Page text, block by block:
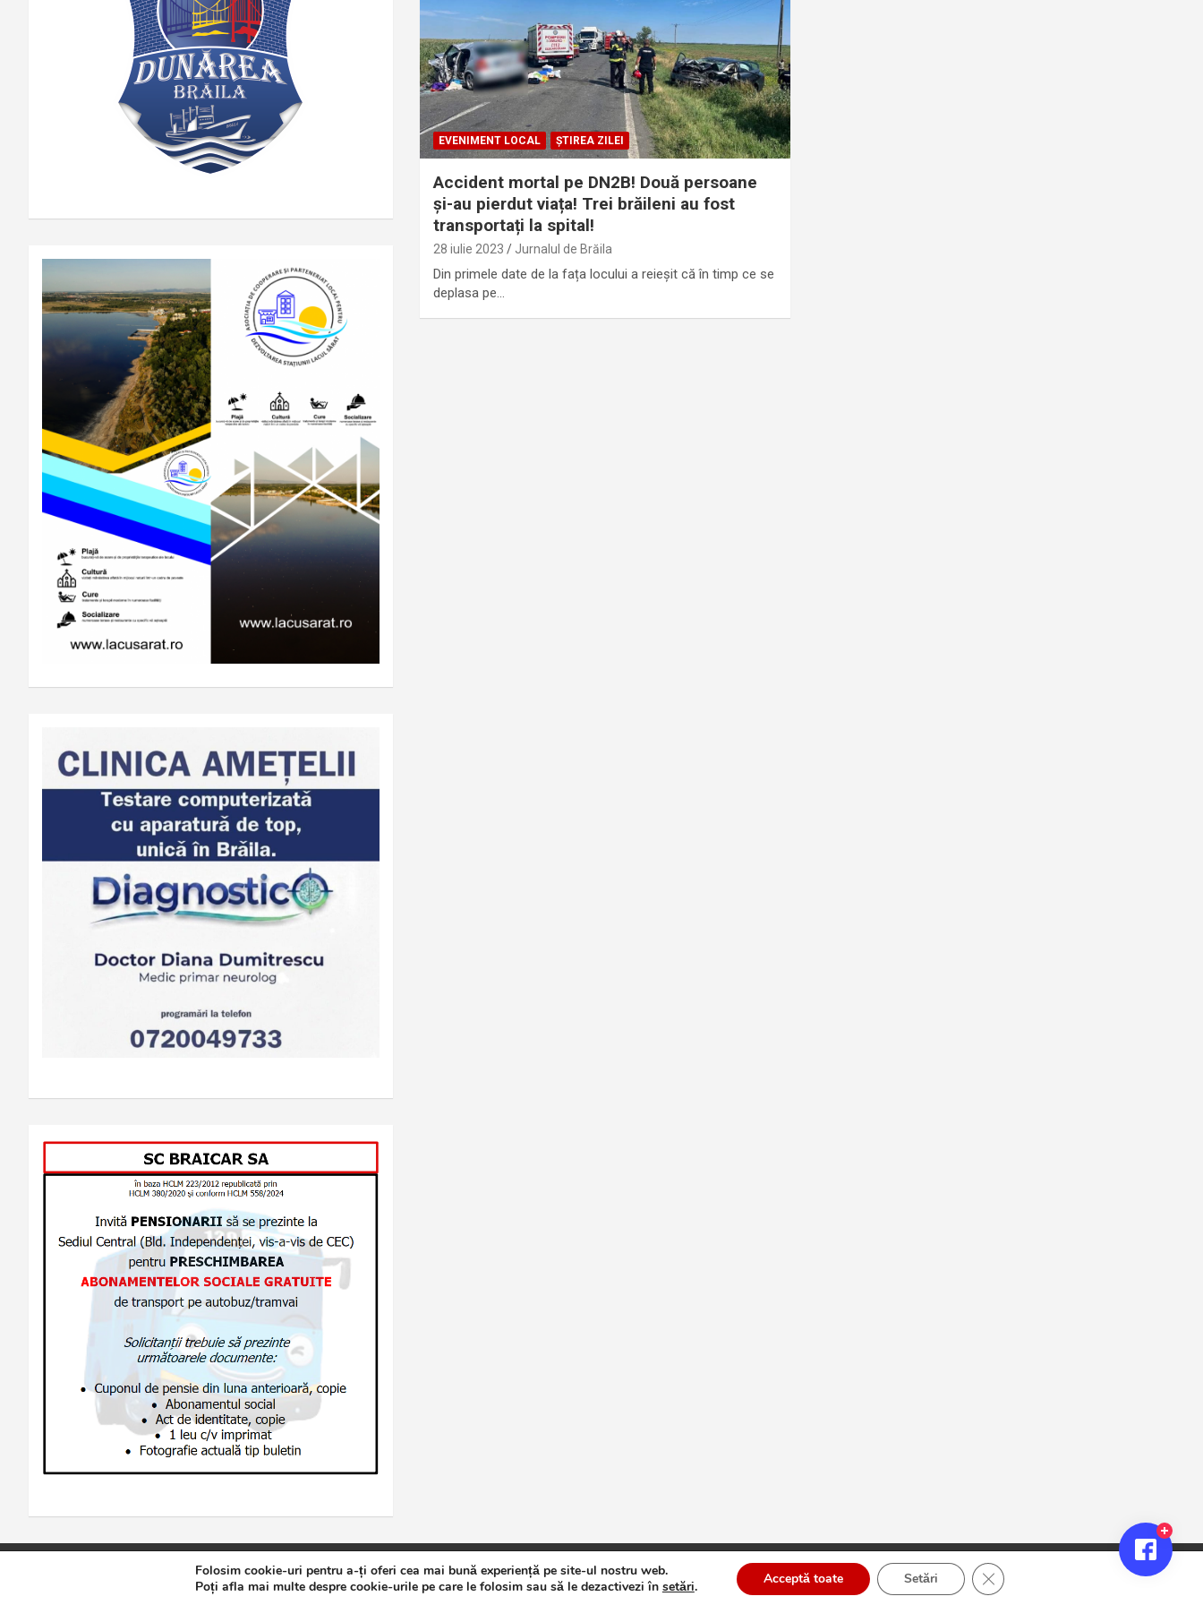
EVENIMENT LOCAL ȘTIREA ZILEI
Accident mortal pe DN2B! Două persoane
și-au pierdut viața! Trei brăileni au fost
transportați la spital!
28 iulie 2023 Jurnalul de Brăila
Din primele date de la fața locului a reieșit că în timp ce se
deplasa pe…
Jurnalul de Brăila Politică de confidențialitate Theme by:Theme Horse Proudly Powered by: WordPress
Folosim cookie-uri pentru a-ți oferi cea mai bună experiență pe site-ul nostru web.
Poți afla mai multe despre cookie-urile pe care le folosim sau să le dezactivezi în setări. Acceptă toate Setări Close GDPR Cookie Banner